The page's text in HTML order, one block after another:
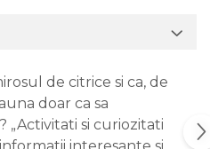
de citrice si ca, de
doar ca sa
„Activitati si curiozitati